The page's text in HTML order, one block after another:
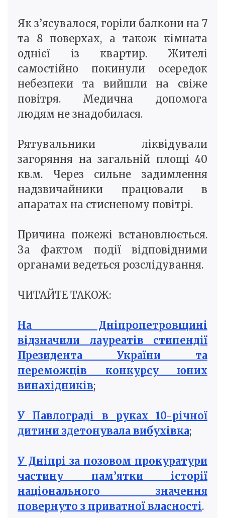
Як з’ясувалося, горіли балкони на 7
та 8 поверхах, а також кімната
однієї із квартир. Жителі
самостійно покинули осередок
небезпеки та вийшли на свіже
повітря. Медична допомога
людям не знадобилася.
Рятувальники ліквідували
загоряння на загальній площі 40
кв.м. Через сильне задимлення
надзвичайники працювали в
апаратах на стисненому повітрі.
Причина пожежі встановлюється.
За фактом події відповідними
органами ведеться розслідування.
ЧИТАЙТЕ ТАКОЖ:
На Дніпропетровщині
відзначили лауреатів стипендії
Президента України та
переможців конкурсу юних
винахідників;
У Павлограді в руках 10-річної
дитини здетонувала вибухівка;
У Дніпрі за позовом прокуратури
частину пам’ятки історії
національного значення
повернуто з приватної власності.